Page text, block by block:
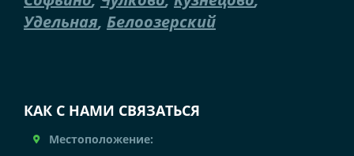
Удельная, Белоозерский
КАК С НАМИ СВЯЗАТЬСЯ
Местоположение: